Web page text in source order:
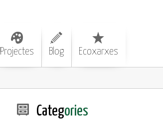
Projectes Blog Ecoxarxes
Categories